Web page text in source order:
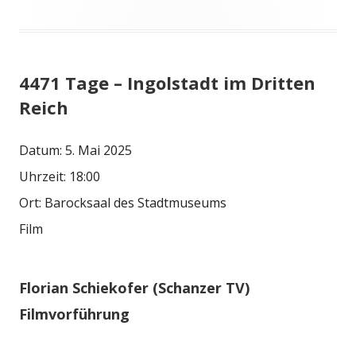
4471 Tage – Ingolstadt im Dritten
Reich
Datum: 5. Mai 2025
Uhrzeit: 18:00
Ort: Barocksaal des Stadtmuseums
Film
Florian Schiekofer (Schanzer TV)
Filmvorführung